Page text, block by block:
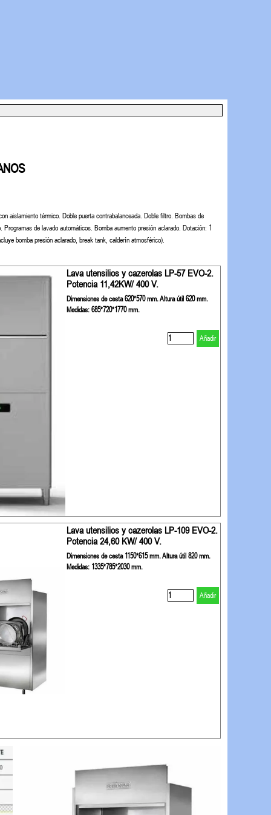
aislamiento térmico. Doble puerta contrabalanceada. Doble filtro. Bombas de
Programas de lavado automáticos. Bomba aumento presión aclarado. Dotación: 1
bomba presión aclarado, break tank, calderín atmosférico).
Lava utensilios y cazerolas LP-57 EVO-2.
Potencia 11,42KW/ 400 V.
Dimensiones de cesta 620*570 mm. Altura útil 620 mm.
Medidas: 685*720*1770 mm.
Añadir
Lava utensilios y cazerolas LP-109 EVO-2.
Potencia 24,60 KW/ 400 V.
Dimensiones de cesta 1150*615 mm. Altura útil 820 mm.
Medidas: 1335*785*2030 mm.
Añadir